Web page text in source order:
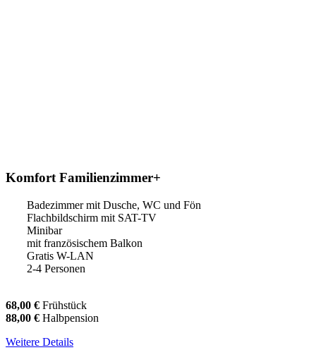
Komfort Familienzimmer+
Badezimmer mit Dusche, WC und Fön
Flachbildschirm mit SAT-TV
Minibar
mit französischem Balkon
Gratis W-LAN
2-4 Personen
68,00 € Frühstück
88,00 € Halbpension
Weitere Details